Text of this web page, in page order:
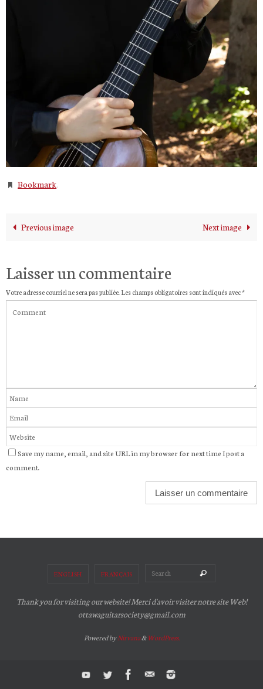
Bookmark.
Previous image Next image
Laisser un commentaire
Votre adresse courriel ne sera pas publiée.Les champs obligatoires sont indiqués avec*
Save my name, email, and site URL in my browser for next time I post a
comment.
ENGLISH FRANÇAIS Search
Thank you for visiting our website! Merci d'avoir visiter notre site Web!
ottawaguitarsociety@gmail.com
Powered byNirvana&WordPress.